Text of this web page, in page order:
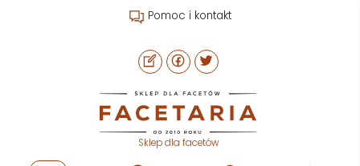
Pomoc i kontakt
Sklep dla facetów